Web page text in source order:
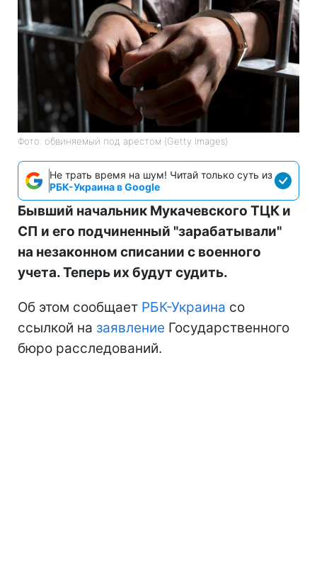
Фото: обвиняемый под арестом (Getty Images)
Не трать время на шум! Читай только суть из
РБК-Украина в Google
Бывший начальник Мукачевского ТЦК и
СП и его подчиненный "зарабатывали"
на незаконном списании с военного
учета. Теперь их будут судить.
Об этом сообщает РБК-Украина со
ссылкой на заявление Государственного
бюро расследований.